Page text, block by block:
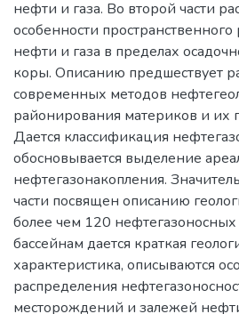
нефти и газа. Во второй части
особенности
нефти и газа в пределах
коры. Описанию предшествует
современных методов
районирования материков и их
Дается классификация
обосновывается выделение
нефтегазонакопления.
части посвящен описанию
более чем 120
бассейнам дается краткая
характеристика, описываются
распределения
месторождений и залежей